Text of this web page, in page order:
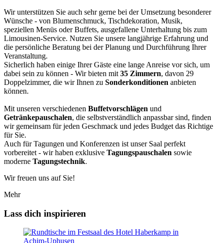
Wir unterstützen Sie auch sehr gerne bei der Umsetzung besonderer
Wünsche - von Blumenschmuck, Tischdekoration, Musik,
speziellen Menüs oder Buffets, ausgefallene Unterhaltung bis zum
Limousinen-Service. Nutzen Sie unsere langjährige Erfahrung und
die persönliche Beratung bei der Planung und Durchführung Ihrer
Veranstaltung.
Sicherlich haben einige Ihrer Gäste eine lange Anreise vor sich, um
dabei sein zu können - Wir bieten mit 35 Zimmern, davon 29
Doppelzimmer, die wir Ihnen zu Sonderkonditionen anbieten
können.
Mit unseren verschiedenen Buffetvorschlägen und
Getränkepauschalen, die selbstverständlich anpassbar sind, finden
wir gemeinsam für jeden Geschmack und jedes Budget das Richtige
für Sie.
Auch für Tagungen und Konferenzen ist unser Saal perfekt
vorbereitet - wir haben exklusive Tagungspauschalen sowie
moderne Tagungstechnik.
Wir freuen uns auf Sie!
Mehr
Lass dich inspirieren